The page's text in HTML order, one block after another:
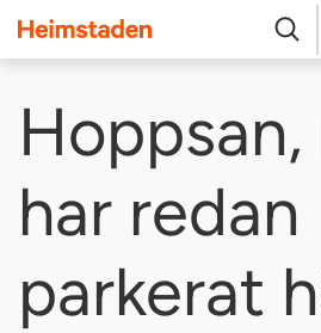
Heimstaden
Sök
har redan
parkerat